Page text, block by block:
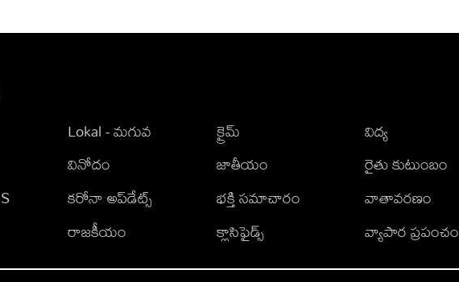
Lokal - మగువ
వినోదం
కరోనా అప్‌డేట్స్
రాజకీయం
క్రైమ్
జాతీయం
భక్తి సమాచారం
క్లాసిఫైడ్స్
విద్య
రైతు కుటుంబం
వాతావరణం
వ్యాపార ప్రపంచం